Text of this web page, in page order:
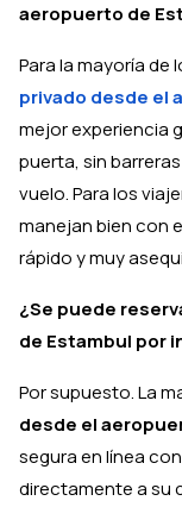
aeropuerto de
Para la mayoría
privado desde el
mejor experiencia
puerta, sin
vuelo. Para los
manejan bien con
rápido y muy
¿Se puede
de Estambul por
Por supuesto. La
desde el
segura en línea
directamente a su